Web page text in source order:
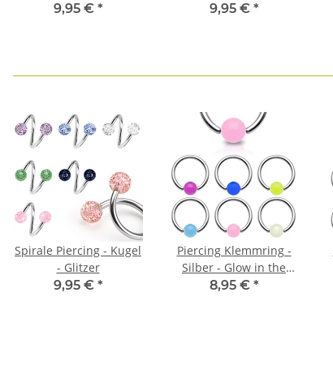
9,95 € *
9,95 € *
Spirale Piercing - Kugel
- Glitzer
9,95 € *
Piercing Klemmring -
Silber - Glow in the
dark - Bunt
8,95 € *